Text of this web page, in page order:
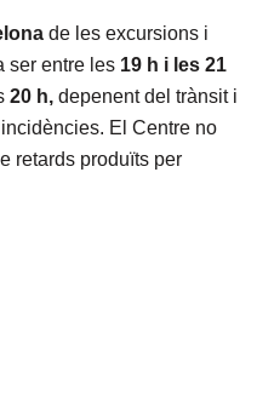
de les excursions i
ser entre les 19 h i les 21
20 h, depenent del trànsit i
El Centre no
retards produïts per